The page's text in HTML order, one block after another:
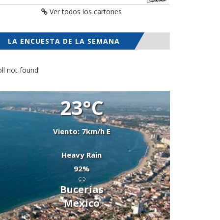
Ver todos los cartones
LA ENCUESTA DE LA SEMANA
not found
23°C
Viento: 7km/h E
Heavy Rain
92%
Bucerías
Mexico